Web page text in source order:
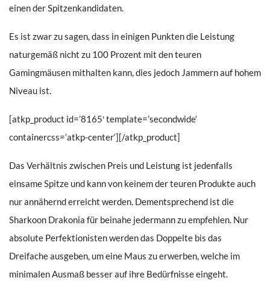
einen der Spitzenkandidaten.
Es ist zwar zu sagen, dass in einigen Punkten die Leistung
naturgemäß nicht zu 100 Prozent mit den teuren
Gamingmäusen mithalten kann, dies jedoch Jammern auf hohem
Niveau ist.
[atkp_product id=’8165′ template=’secondwide‘
containercss=’atkp-center‘][/atkp_product]
Das Verhältnis zwischen Preis und Leistung ist jedenfalls
einsame Spitze und kann von keinem der teuren Produkte auch
nur annähernd erreicht werden. Dementsprechend ist die
Sharkoon Drakonia für beinahe jedermann zu empfehlen. Nur
absolute Perfektionisten werden das Doppelte bis das
Dreifache ausgeben, um eine Maus zu erwerben, welche im
minimalen Ausmaß besser auf ihre Bedürfnisse eingeht.